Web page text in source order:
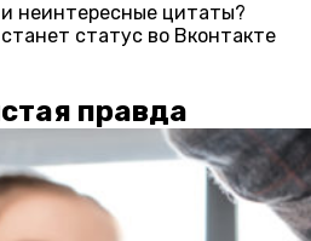
неинтересные цитаты?
статус во Вконтакте
правда